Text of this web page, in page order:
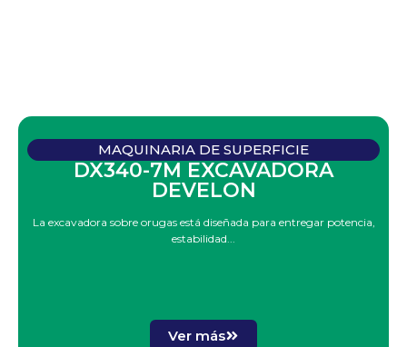
MAQUINARIA DE SUPERFICIE
DX340-7M EXCAVADORA
DEVELON
La excavadora sobre orugas está diseñada para entregar potencia,
estabilidad...
Ver más